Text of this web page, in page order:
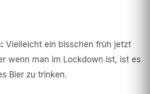
: Vielleicht ein bisschen früh jetzt
wenn man im Lockdown ist, ist es
Bier zu trinken.